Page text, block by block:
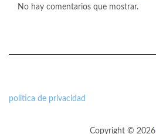
No hay comentarios que mostrar.
politica de privacidad
Copyright © 2026